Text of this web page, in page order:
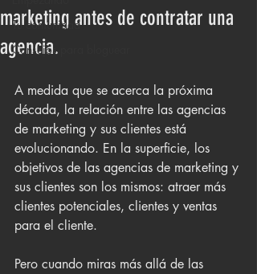
Tu comunidad
Consejos para bloguear
marketing antes de contratar una
agencia.
A medida que se acerca la próxima
década, la relación entre las agencias
de marketing y sus clientes está
evolucionando. En la superficie, los
objetivos de las agencias de marketing y
sus clientes son los mismos: atraer más
clientes potenciales, clientes y ventas
para el cliente.
Pero cuando miras más allá de las